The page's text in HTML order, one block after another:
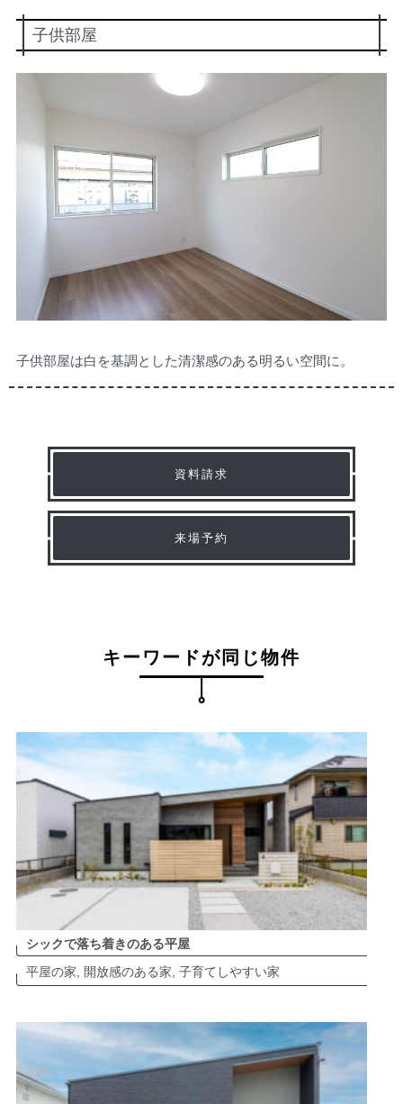
子供部屋
子供部屋は白を基調とした清潔感のある明るい空間に。
資料請求
来場予約
キーワードが同じ物件
シックで落ち着きのある平屋
平屋の家, 開放感のある家, 子育てしやすい家